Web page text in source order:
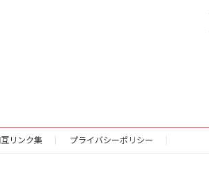
リンク集 プライバシーポリシー